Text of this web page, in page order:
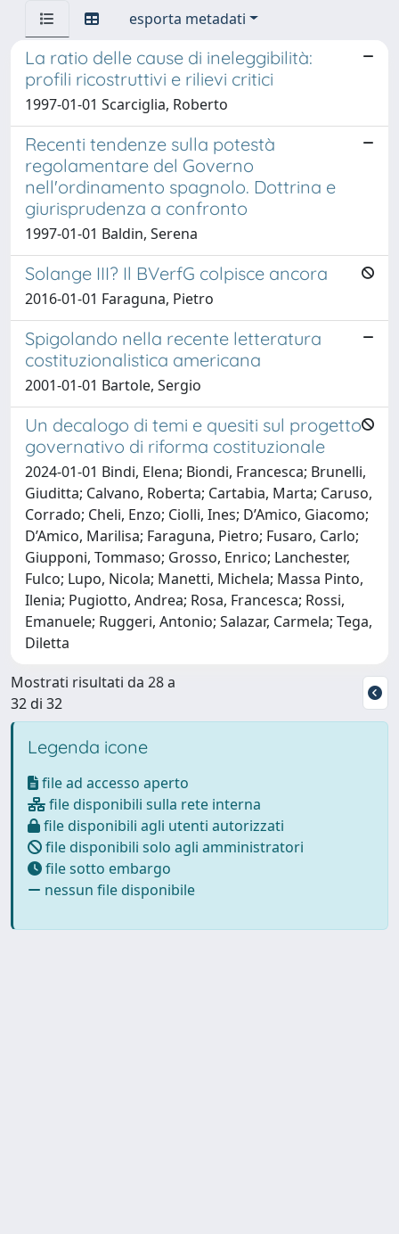
esporta metadati
La ratio delle cause di ineleggibilità:
profili ricostruttivi e rilievi critici
1997-01-01 Scarciglia, Roberto
Recenti tendenze sulla potestà
regolamentare del Governo
nell'ordinamento spagnolo. Dottrina e
giurisprudenza a confronto
1997-01-01 Baldin, Serena
Solange III? Il BVerfG colpisce ancora
2016-01-01 Faraguna, Pietro
Spigolando nella recente letteratura
costituzionalistica americana
2001-01-01 Bartole, Sergio
Un decalogo di temi e quesiti sul progetto
governativo di riforma costituzionale
2024-01-01 Bindi, Elena; Biondi, Francesca; Brunelli,
Giuditta; Calvano, Roberta; Cartabia, Marta; Caruso,
Corrado; Cheli, Enzo; Ciolli, Ines; D’Amico, Giacomo;
D’Amico, Marilisa; Faraguna, Pietro; Fusaro, Carlo;
Giupponi, Tommaso; Grosso, Enrico; Lanchester,
Fulco; Lupo, Nicola; Manetti, Michela; Massa Pinto,
Ilenia; Pugiotto, Andrea; Rosa, Francesca; Rossi,
Emanuele; Ruggeri, Antonio; Salazar, Carmela; Tega,
Diletta
Mostrati risultati da 28 a
32 di 32
Legenda icone
file ad accesso aperto
file disponibili sulla rete interna
file disponibili agli utenti autorizzati
file disponibili solo agli amministratori
file sotto embargo
nessun file disponibile